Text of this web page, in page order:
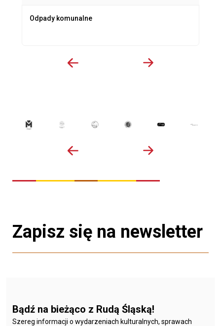
Odpady komunalne
Zapisz się na newsletter
Bądź na bieżąco z Rudą Śląską!
Szereg informacji o wydarzeniach kulturalnych, sprawach